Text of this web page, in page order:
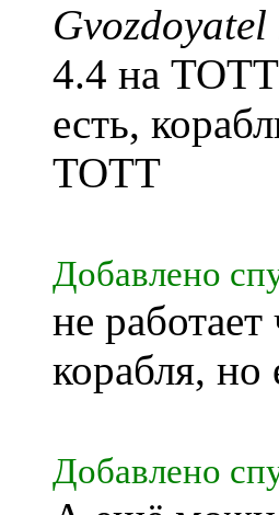
4.4 на
есть,
TOTT
Добавлено
не
корабля, но
Добавлено